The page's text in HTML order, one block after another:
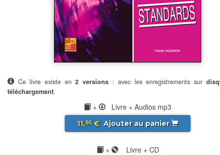
Ce livre existe en2 versions: avec les enregistrements sur
téléchargement.
+ Livre + Audios mp3
11,95€ Ajouter au panier
+ Livre + CD